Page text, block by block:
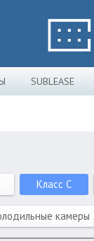
SUBLEASE
Класс C
камеры